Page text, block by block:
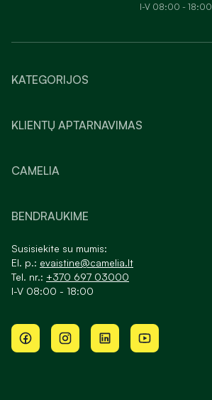
I-V 08:00 - 18:00
KATEGORIJOS
KLIENTŲ APTARNAVIMAS
CAMELIA
BENDRAUKIME
Susisiekite su mumis:
El. p.: evaistine@camelia.lt
Tel. nr.: +370 697 03000
I-V 08:00 - 18:00